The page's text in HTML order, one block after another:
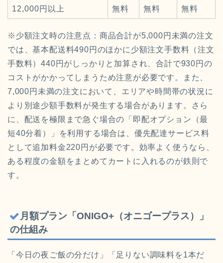
12,000円以上 無料 無料 無料
※少額注文時の注意点：商品合計が5,000円未満の注文
では、基本配送料490円のほかに少額注文手数料（注文
手数料）440円がしっかりと加算され、合計で930円の
コストがかかってしまうため注意が必要です。また、
7,000円未満の注文において、エリアや時間帯の状況に
より別途少額手数料が発生する場合があります。さら
に、配送を極限まで急ぐ場合の「即配オプション（最
短40分着）」を利用する場合は、優先配達サービス料
として追加料金220円が必要です。効率よく使うなら、
ある程度の金額をまとめてカートに入れるのが鉄則で
す。
月額プラン「ONIGO+（オニゴープラス）」
の仕組み
「今日の夜ご飯の分だけ」「足りない調味料を1本だ